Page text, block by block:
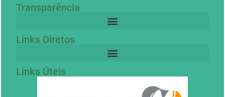
Transparência
Links Diretos
Links Úteis